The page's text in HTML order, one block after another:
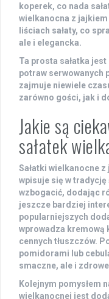
koperek, co nada
wielkanocna z
liściach sałaty, co
ale i elegancka.
Ta prosta sałatka
potraw serwowanych
zajmuje niewiele
zarówno gości, jak i
Jakie są
sałatek
Sałatki wielkanocne
wpisuje się w
wzbogacić, dodając
jeszcze bardziej
popularniejszych
wprowadza
cennych tłuszczów.
pomidorami lub
smaczne, ale i
Kolejnym pomysłem
wielkanocnej jest